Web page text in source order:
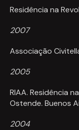
Residência na
2007
Associação
2005
RIAA. Residência
Ostende. Buenos
2004